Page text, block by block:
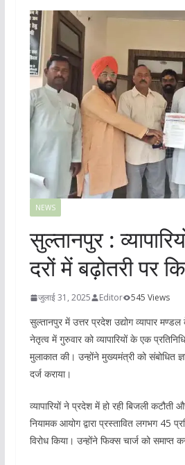
NEWS
सुल्तानपुर :
दरों में बढ़ोतरी पर
जुलाई 31, 2025 Editor 545 Views
सुल्तानपुर में उत्तर प्रदेश उद्योग व्यापार
नेतृत्व में गुरुवार को व्यापारियों के एक
मुलाकात की। उन्होंने मुख्यमंत्री को संबोधित
दर्ज कराया।
व्यापारियों ने प्रदेश में हो रही बिजली कटौती
नियामक आयोग द्वारा प्रस्तावित लगभग 45
विरोध किया। उन्होंने फिक्स चार्ज को समाप्त